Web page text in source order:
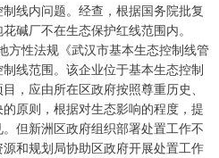
线内问题。经查，根据国务院批复
碱厂不在生态保护红线范围内。
方性法规《武汉市基本生态控制线管
线范围。该企业位于基本生态控制
，应由所在区政府按照尊重历史、
原则，根据对生态影响的程度，提
但新洲区政府组织部署处置工作不
和规划局协助区政府开展处置工作